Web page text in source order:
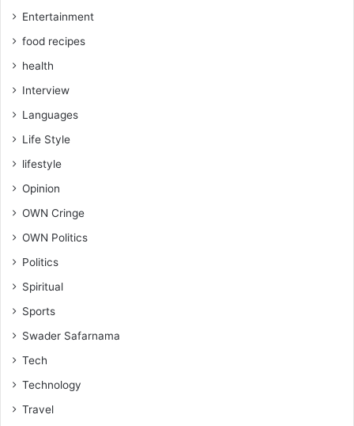
Entertainment
food recipes
health
Interview
Languages
Life Style
lifestyle
Opinion
OWN Cringe
OWN Politics
Politics
Spiritual
Sports
Swader Safarnama
Tech
Technology
Travel